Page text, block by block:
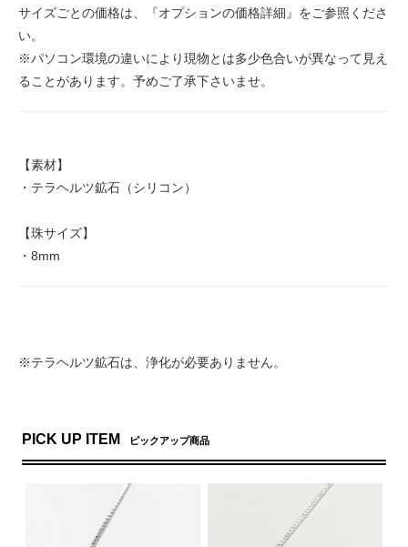
サイズごとの価格は、『オプションの価格詳細』をご参照くださ
い。
※パソコン環境の違いにより現物とは多少色合いが異なって見え
ることがあります。予めご了承下さいませ。
【素材】
・テラヘルツ鉱石（シリコン）
【珠サイズ】
・8mm
※テラヘルツ鉱石は、浄化が必要ありません。
PICK UP ITEM ピックアップ商品